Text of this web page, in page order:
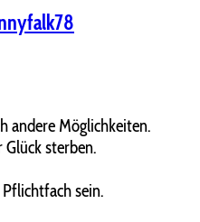
andere Möglichkeiten.
sterben.
sein.